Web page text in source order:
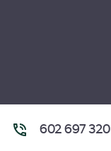
602 697 320